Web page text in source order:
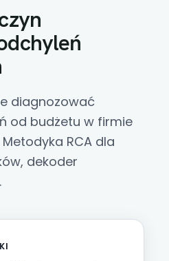
diagnozować
od budżetu w firmie
RCA dla
dekoder